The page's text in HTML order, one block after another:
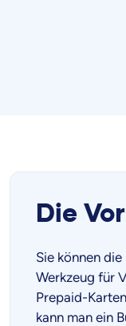
Die
Sie können
Werkzeug für
Prepaid-
kann man ein